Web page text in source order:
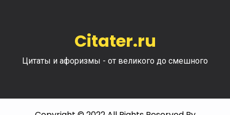
Citater.ru
Цитаты и афоризмы - от великого до смешного